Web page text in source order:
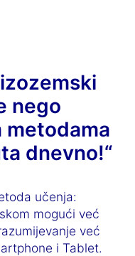
nego
metodama
dnevno!“
učenja:
mogući već
već
i Tablet.